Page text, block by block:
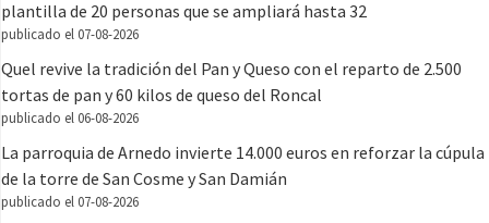
plantilla de 20 personas que se ampliará hasta 32
publicado el 07-08-2026
Quel revive la tradición del Pan y Queso con el reparto de 2.500
tortas de pan y 60 kilos de queso del Roncal
publicado el 06-08-2026
La parroquia de Arnedo invierte 14.000 euros en reforzar la cúpula
de la torre de San Cosme y San Damián
publicado el 07-08-2026